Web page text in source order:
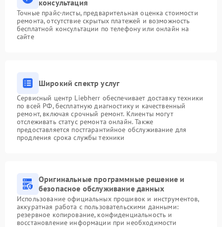
консультация
Точные прайс-листы, предварительная оценка стоимости
ремонта, отсутствие скрытых платежей и возможность
бесплатной консультации по телефону или онлайн на
сайте
Широкий спектр услуг
Сервисный центр Liebherr обеспечивает доставку техники
по всей РФ, бесплатную диагностику и качественный
ремонт, включая срочный ремонт. Клиенты могут
отслеживать статус ремонта онлайн. Также
предоставляется постгарантийное обслуживание для
продления срока службы техники
Оригинальные программные решение и
безопасное обслуживание данных
Использование официальных прошивок и инструментов,
аккуратная работа с пользовательскими данными:
резервное копирование, конфиденциальность и
восстановление информации при необходимости